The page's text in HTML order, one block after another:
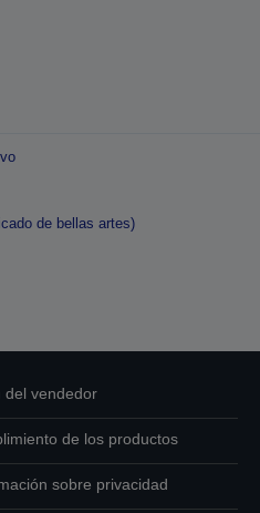
de bellas artes)
del vendedor
de los productos
sobre privacidad